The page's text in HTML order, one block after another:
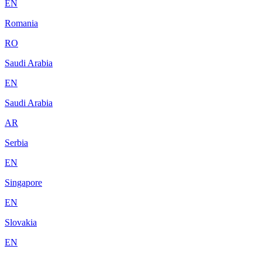
EN
Romania
RO
Saudi Arabia
EN
Saudi Arabia
AR
Serbia
EN
Singapore
EN
Slovakia
EN